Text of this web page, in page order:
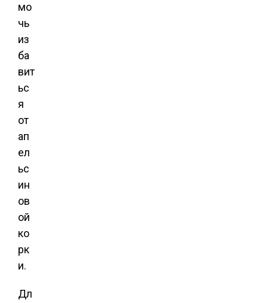
мо
чь
из
ба
вит
ьс
я
от
ап
ел
ьс
ин
ов
ой
ко
рк
и.
Дл